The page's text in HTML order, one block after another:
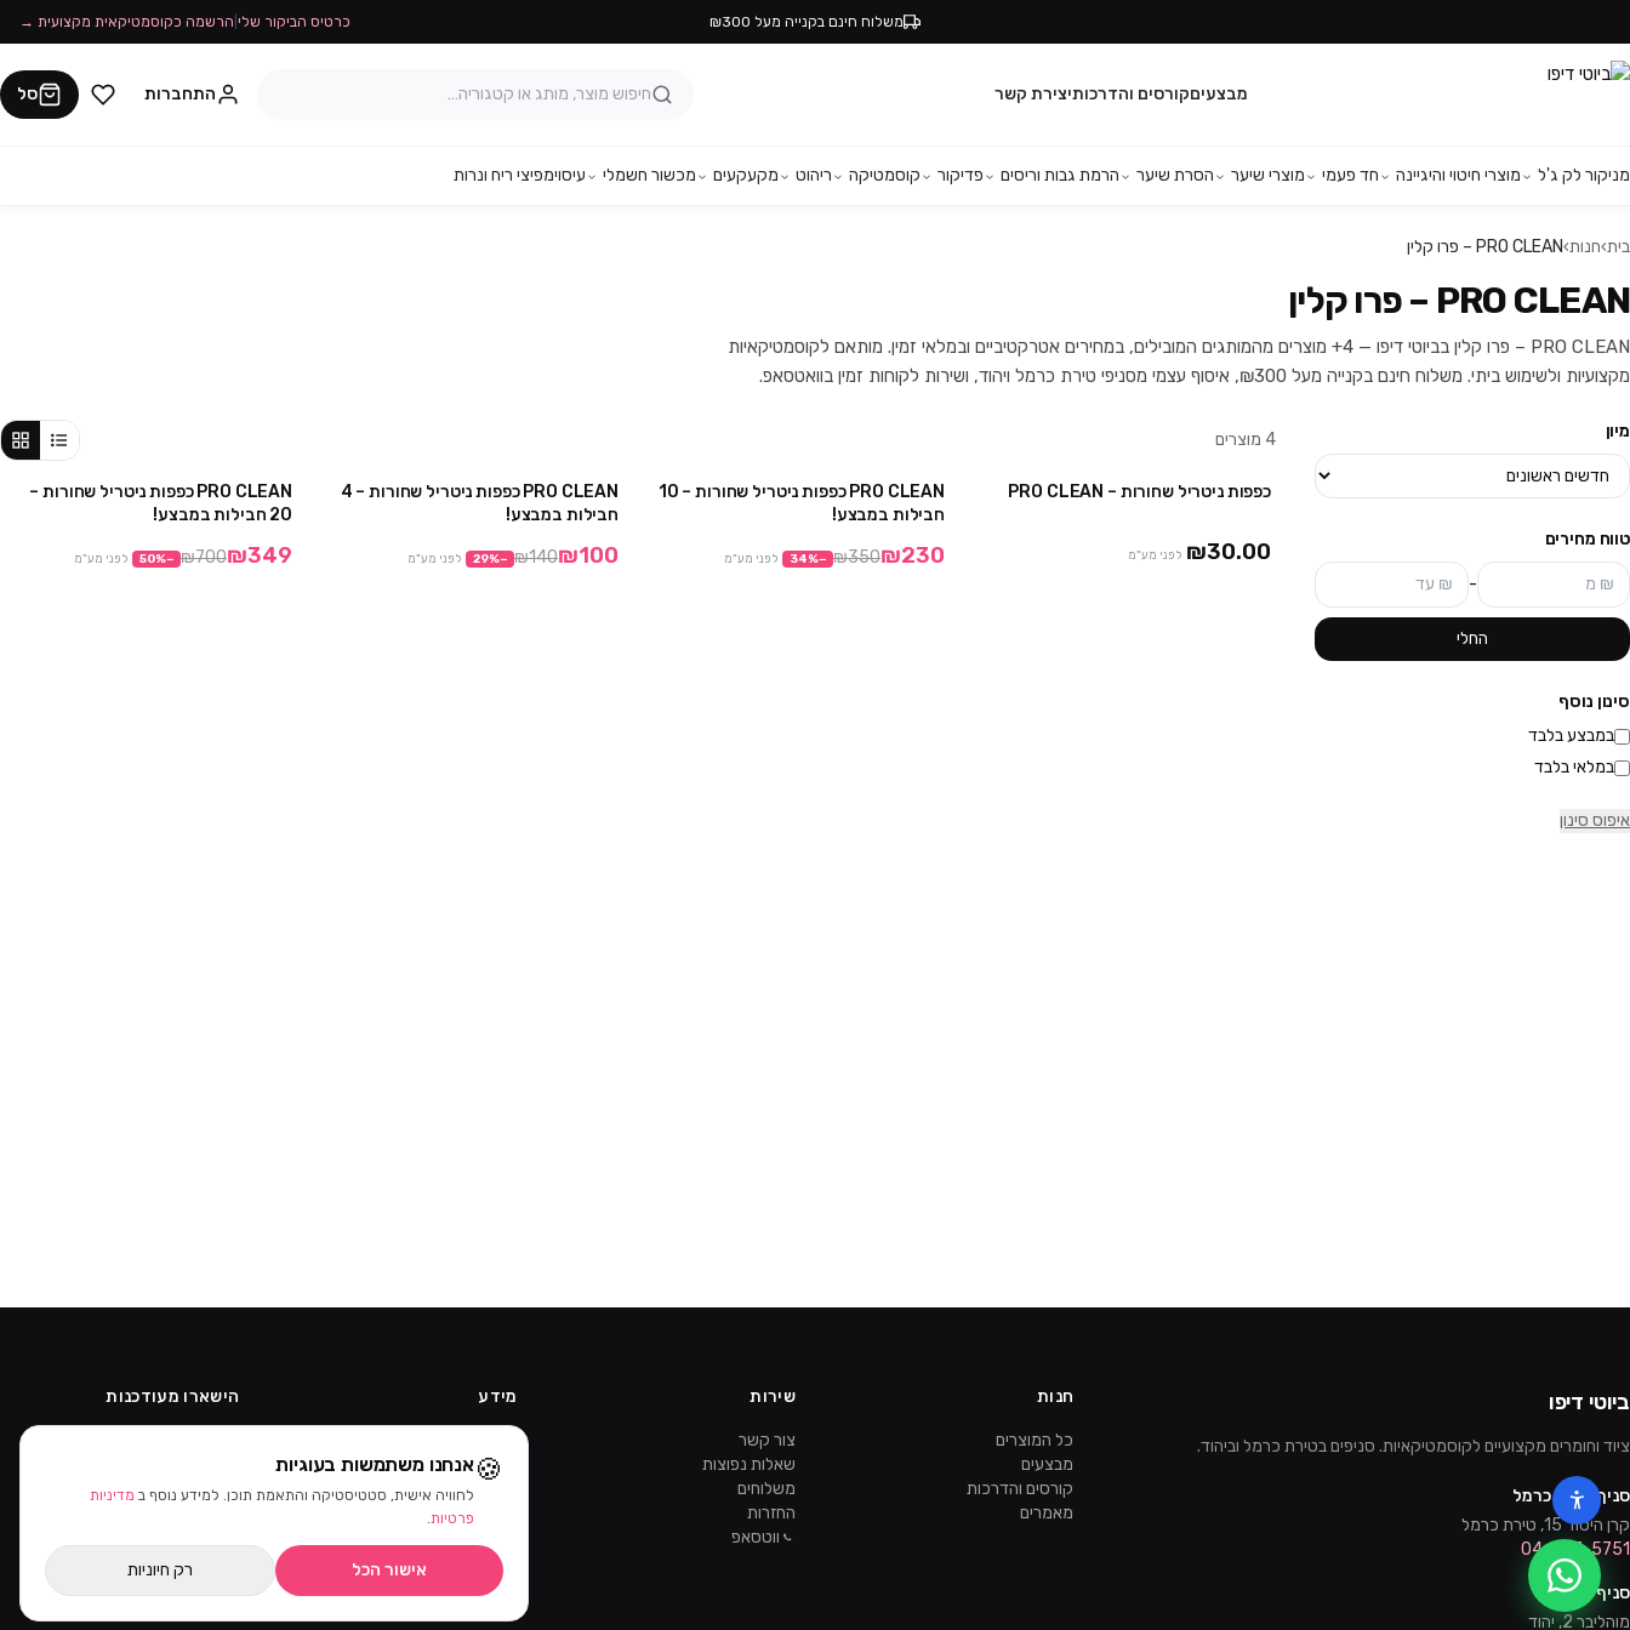
משלוח חינם בקנייה מעל ₪300 כרטיס הביקור שלי הרשמה כקוסמטיקאית מקצועית →
מבצעיםקורסים והדרכותיצירת קשר התחברות סל
מניקור לק ג'ל מוצרי חיטוי והיגיינה חד פעמי מוצרי שיער הסרת שיער הרמת גבות וריסים פדיקור קוסמטיקה ריהוט מקעקעים מכשור חשמלי עיסוימפיצי ריח ונרות
בית›חנות›PRO CLEAN – פרו קלין
PRO CLEAN – פרו קלין
PRO CLEAN – פרו קלין בביוטי דיפו — 4+ מוצרים מהמותגים המובילים, במחירים אטרקטיביים ובמלאי זמין. מותאם לקוסמטיקאיות
מקצועיות ולשימוש ביתי. משלוח חינם בקנייה מעל ₪300, איסוף עצמי מסניפי טירת כרמל ויהוד, ושירות לקוחות זמין בוואטסאפ.
מיון
טווח מחירים
-
החלי
סינון נוסף
במבצע בלבד
במלאי בלבד
איפוס סינון
4 מוצרים
כפפות ניטריל שחורות – PRO CLEAN
₪30.00 לפני מע"מ
PRO CLEAN כפפות ניטריל שחורות – 10
חבילות במבצע!
₪230
₪350
−
34% לפני מע"מ
PRO CLEAN כפפות ניטריל שחורות – 4
חבילות במבצע!
₪100
₪140
−
29% לפני מע"מ
PRO CLEAN כפפות ניטריל שחורות –
20 חבילות במבצע!
₪349
₪700
−
50% לפני מע"מ
ביוטי דיפו
ציוד וחומרים מקצועיים לקוסמטיקאיות. סניפים בטירת כרמל וביהוד.
סניף טירת כרמל
קרן היסוד 15, טירת כרמל
04-857-5751
סניף יהוד
מוהליבר 2, יהוד
חנות
כל המוצרים
מבצעים
קורסים והדרכות
מאמרים
שירות
צור קשר
שאלות נפוצות
משלוחים
החזרות
ווטסאפ
מידע
תקנון
מדיניות פרטיות
ביטול עסקה
הישארו מעודכנות
קבלו מבצעים ומוצרים חדשים קודם.
מהאדמין.
🍪אנחנו משתמשות בעוגיות
לחוויה אישית, סטטיסטיקה והתאמת תוכן. למידע נוסף ב מדיניות
פרטיות.
אישור הכל רק חיוניות